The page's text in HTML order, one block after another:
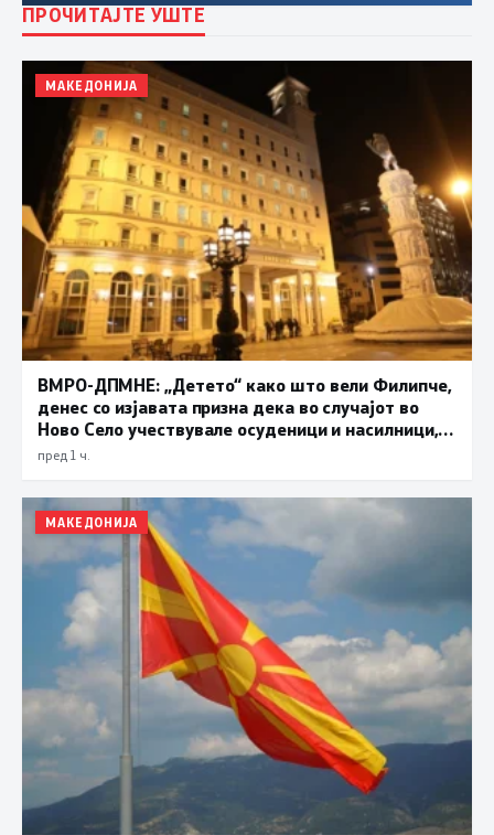
ПРОЧИТАЈТЕ УШТЕ
МАКЕДОНИЈА
ВМРО-ДПМНЕ: „Детето“ како што вели Филипче,
денес со изјавата призна дека во случајот во
Ново Село учествувале осуденици и насилници,
ова е талогот на Македонија
пред 1 ч.
МАКЕДОНИЈА